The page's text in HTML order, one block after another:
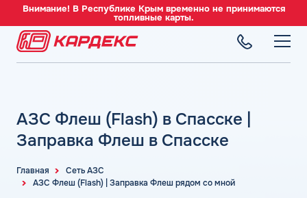
Внимание! В Республике Крым временно не принимаются
топливные карты.
Преимущества
Сравнение
Индивидуальный подход
Автомойки
СЕТЬ АЗС
Вся сеть АЗС
АЗС Газпромнефть
Автомобильное топливо
Бензин
СЕРВИСЫ
Главная
Сеть АЗС
АЗС Флеш (Flash) | Заправка Флеш рядом со мной
АЗС Флеш (Flash) в Спасске |
Заправка Флеш в Спасске